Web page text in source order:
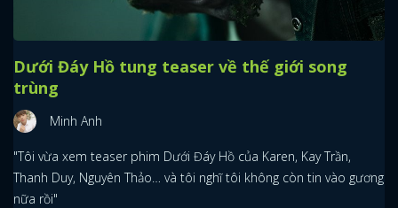
Dưới Đáy Hồ tung teaser về thế giới song
trùng
Minh Anh
"Tôi vừa xem teaser phim Dưới Đáy Hồ của Karen, Kay Trần,
Thanh Duy, Nguyên Thảo… và tôi nghĩ tôi không còn tin vào gương
nữa rồi"